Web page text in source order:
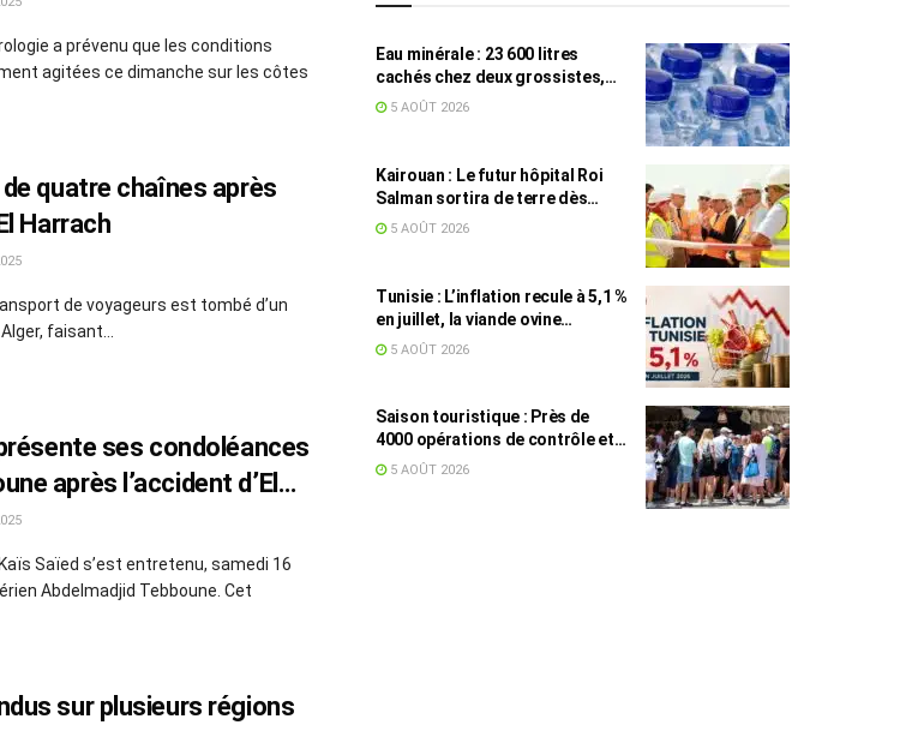
a prévenu que les conditions
agitées ce dimanche sur les côtes
quatre chaînes après
Harrach
de voyageurs est tombé d’un
faisant...
ses condoléances
après l’accident d’El
Saïed s’est entretenu, samedi 16
Abdelmadjid Tebboune. Cet
sur plusieurs régions
Eau minérale : 23 600 litres
cachés chez deux grossistes,
les tensions persistent
5 AOÛT 2026
Kairouan : Le futur hôpital Roi
Salman sortira de terre dès
septembre
5 AOÛT 2026
Tunisie : L’inflation recule à 5,1 %
en juillet, la viande ovine
toujours en tête des hausses
5 AOÛT 2026
Saison touristique : Près de
4000 opérations de contrôle et
6,75 millions de dinars pour
5 AOÛT 2026